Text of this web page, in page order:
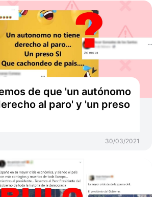
de que 'un autónomo
al paro' y 'un preso
30/03/2021